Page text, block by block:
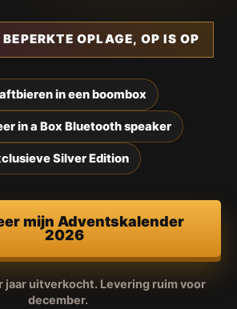
OPLAGE, OP IS OP
in een boombox
in a Box Bluetooth speaker
Silver Edition
mijn Adventskalender
2026
jaar uitverkocht. Levering ruim voor
december.